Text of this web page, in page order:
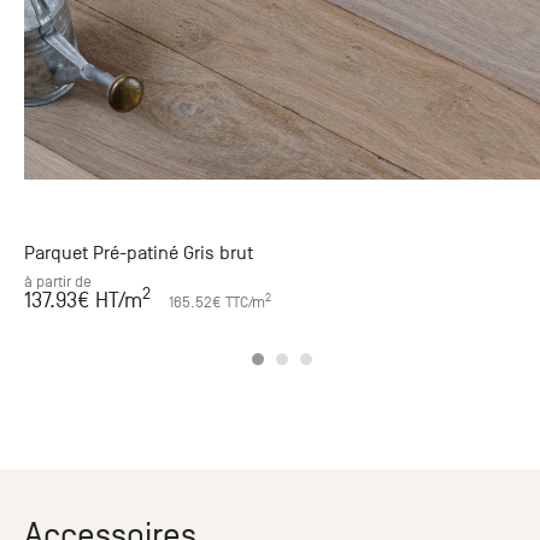
prix / stock
disponible
prix / stock
disponible
Parquet Pré-patiné Gris brut
à partir de
137.93€ HT/m2 165.52€ TTC/m2